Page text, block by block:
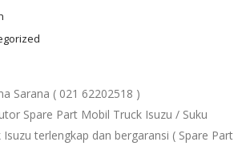
Sarana ( 021 62202518 )
Spare Part Mobil Truck Isuzu / Suku
terlengkap dan bergaransi ( Spare Part